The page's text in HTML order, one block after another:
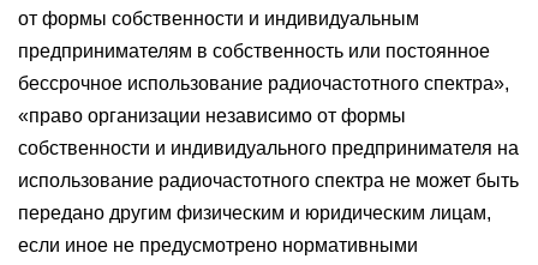
от формы собственности и индивидуальным
предпринимателям в собственность или постоянное
бессрочное использование радиочастотного спектра»,
«право организации независимо от формы
собственности и индивидуального предпринимателя на
использование радиочастотного спектра не может быть
передано другим физическим и юридическим лицам,
если иное не предусмотрено нормативными